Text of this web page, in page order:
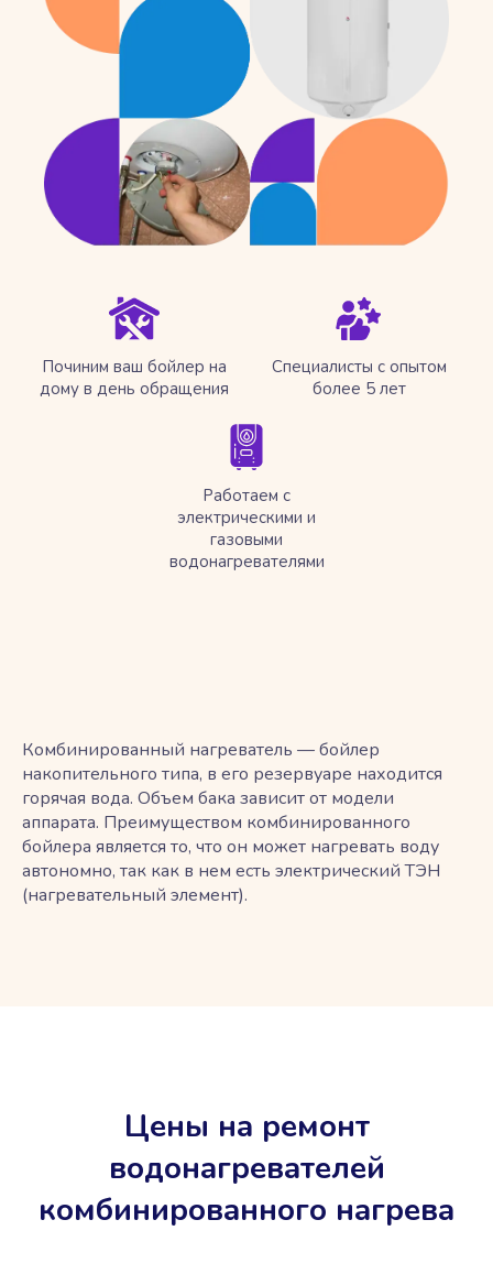
Починим ваш бойлер на
дому в день обращения
Специалисты с опытом
более 5 лет
Работаем с
электрическими и
газовыми
водонагревателями
Комбинированный нагреватель — бойлер
накопительного типа, в его резервуаре находится
горячая вода. Объем бака зависит от модели
аппарата. Преимуществом комбинированного
бойлера является то, что он может нагревать воду
автономно, так как в нем есть электрический ТЭН
(нагревательный элемент).
Цены на ремонт
водонагревателей
комбинированного нагрева